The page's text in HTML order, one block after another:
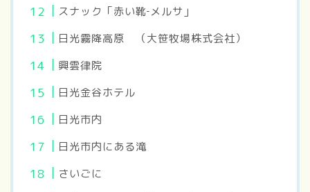
スナック「赤い靴‐メルサ」
日光霧降高原 （大笹牧場株式会社）
興雲律院
日光金谷ホテル
日光市内
日光市内にある滝
さいごに